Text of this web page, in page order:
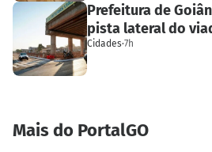
Prefeitura de
pista lateral do
Cidades·7h
Mais do PortalGO